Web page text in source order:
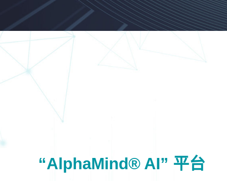
“AlphaMind® AI” 平台